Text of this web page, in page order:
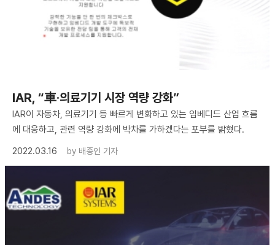
IAR, “車·의료기기 시장 역량 강화”
IAR이 자동차, 의료기기 등 빠르게 변화하고 있는 임베디드 산업 흐름
에 대응하고, 관련 역량 강화에 박차를 가하겠다는 포부를 밝혔다.
2022.03.16
by 배종인 기자